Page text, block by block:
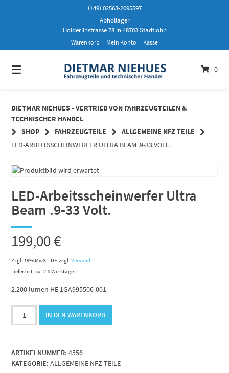
(+49) 02563-2095597
Abhollager
Hölderlinstrasse 78 in 48703 Stadtlohn
Warenkorb Mein Konto Kasse
0
DIETMAR NIEHUES - VERTRIEB VON FAHRZEUGTEILEN &
TECHNISCHER HANDEL
SHOP
FAHRZEUGTEILE
ALLGEMEINE NFZ TEILE
LED-ARBEITSSCHEINWERFER ULTRA BEAM .9-33 VOLT.
LED-Arbeitsscheinwerfer Ultra
Beam .9-33 Volt.
199,00€
Zzgl. 19% MwSt. DE zzgl.Versand
Lieferzeit: ca. 2-5 Werktage
2.200 lumen HE 1GA995506-001
LED-
Arbeitsscheinwerfer
Beam
.9-
33
IN DEN WARENKORB
ARTIKELNUMMER: 4556
KATEGORIE: ALLGEMEINE NFZ TEILE